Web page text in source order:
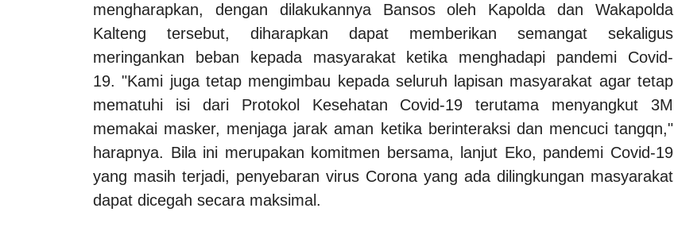
mengharapkan, dengan dilakukannya Bansos oleh Kapolda dan Wakapolda
Kalteng tersebut, diharapkan dapat memberikan semangat sekaligus
meringankan beban kepada masyarakat ketika menghadapi pandemi Covid-
19."Kami juga tetap mengimbau kepada seluruh lapisan masyarakat agar tetap
mematuhi isi dari Protokol Kesehatan Covid-19 terutama menyangkut 3M
memakai masker, menjaga jarak aman ketika berinteraksi dan mencuci tangqn,"
harapnya. Bila ini merupakan komitmen bersama, lanjut Eko, pandemi Covid-19
yang masih terjadi, penyebaran virus Corona yang ada dilingkungan masyarakat
dapat dicegah secara maksimal.